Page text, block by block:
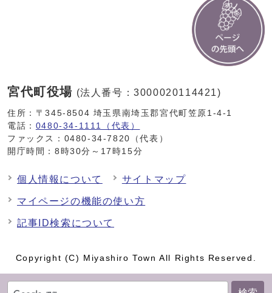
宮代町役場 (法人番号：3000020114421)
住所：〒345-8504 埼玉県南埼玉郡宮代町笠原1-4-1
電話： 0480-34-1111（代表）
ファックス：0480-34-7820（代表）
開庁時間：8時30分～17時15分
個人情報について サイトマップ
マイページの機能の使い方
記事ID検索について
Copyright (C) Miyashiro Town All Rights Reserved.